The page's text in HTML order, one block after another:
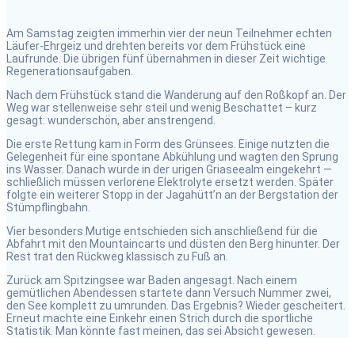
Am Samstag zeigten immerhin vier der neun Teilnehmer echten
Läufer-Ehrgeiz und drehten bereits vor dem Frühstück eine
Laufrunde. Die übrigen fünf übernahmen in dieser Zeit wichtige
Regenerationsaufgaben.
Nach dem Frühstück stand die Wanderung auf den Roßkopf an. Der
Weg war stellenweise sehr steil und wenig Beschattet – kurz
gesagt: wunderschön, aber anstrengend.
Die erste Rettung kam in Form des Grünsees. Einige nutzten die
Gelegenheit für eine spontane Abkühlung und wagten den Sprung
ins Wasser. Danach wurde in der urigen Griaseealm eingekehrt —
schließlich müssen verlorene Elektrolyte ersetzt werden. Später
folgte ein weiterer Stopp in der Jagahütt’n an der Bergstation der
Stümpflingbahn.
Vier besonders Mutige entschieden sich anschließend für die
Abfahrt mit den Mountaincarts und düsten den Berg hinunter. Der
Rest trat den Rückweg klassisch zu Fuß an.
Zurück am Spitzingsee war Baden angesagt. Nach einem
gemütlichen Abendessen startete dann Versuch Nummer zwei,
den See komplett zu umrunden. Das Ergebnis? Wieder gescheitert.
Erneut machte eine Einkehr einen Strich durch die sportliche
Statistik. Man könnte fast meinen, das sei Absicht gewesen.